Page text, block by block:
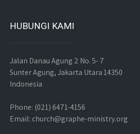
HUBUNGI KAMI
Jalan Danau Agung 2 No. 5- 7
Sunter Agung, Jakarta Utara 14350
Indonesia
Phone: (021) 6471-4156
Email: church@graphe-ministry.org